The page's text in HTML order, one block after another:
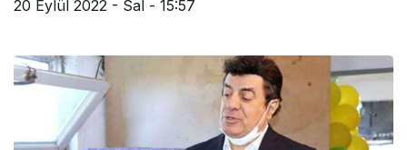
20 Eylül 2022 - Sal - 15:57